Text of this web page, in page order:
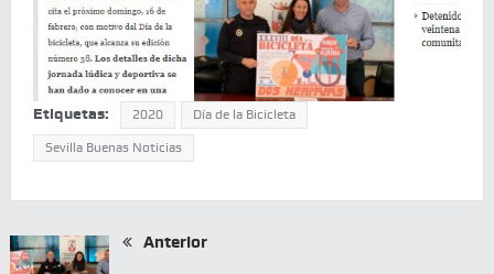
Etiquetas: 2020 Día de la Bicicleta
Sevilla Buenas Noticias
Anterior